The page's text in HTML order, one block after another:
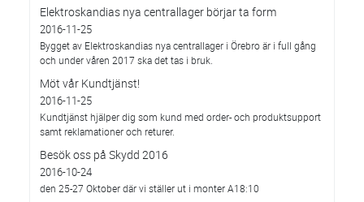
Elektroskandias nya centrallager börjar ta form
2016-11-25
Bygget av Elektroskandias nya centrallager i Örebro är i full gång
och under våren 2017 ska det tas i bruk.
Möt vår Kundtjänst!
2016-11-25
Kundtjänst hjälper dig som kund med order- och produktsupport
samt reklamationer och returer.
Besök oss på Skydd 2016
2016-10-24
den 25-27 Oktober där vi ställer ut i monter A18:10